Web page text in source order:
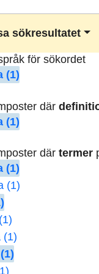
sökresultatet
för sökordet
(1)
där
(1)
därtermer
(1)
(1)
(1)